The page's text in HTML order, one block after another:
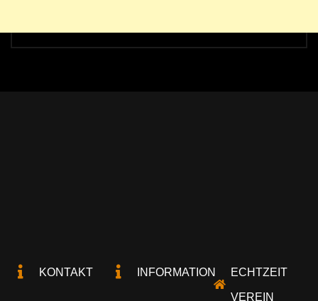
KONTAKT INFORMATION ECHTZEIT
VEREIN